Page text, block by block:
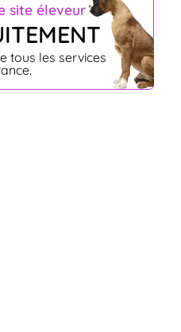
site éleveur
tous les services